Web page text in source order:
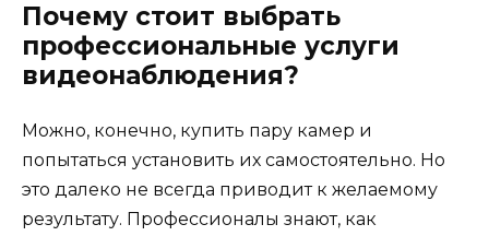
Почему стоит выбрать
профессиональные услуги
видеонаблюдения?
Можно, конечно, купить пару камер и
попытаться установить их самостоятельно. Но
это далеко не всегда приводит к желаемому
результату. Профессионалы знают, как